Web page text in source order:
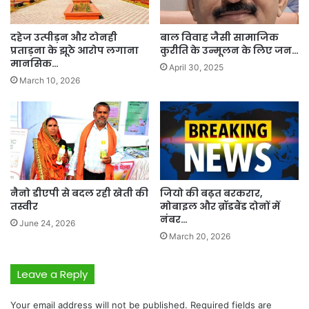
दहेज उत्पीड़न और टोनही
प्रताड़ना के झूठे आरोप लगाना
मानसिक…
March 10, 2026
बाल विवाह जैसी सामाजिक
कुरीति के उन्मूलन के लिए जन…
April 30, 2025
नैनो डीएपी से बदल रही खेती की
तस्वीर
June 24, 2026
जियो की बढ़त बरकरार,
मोबाइल और ब्रॉडबैंड दोनों में
नंबर…
March 20, 2026
Leave a Reply
Your email address will not be published. Required fields are